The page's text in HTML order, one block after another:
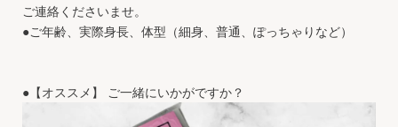
ご連絡くださいませ。
●ご年齢、実際身長、体型（細身、普通、ぽっちゃりなど）
●【オススメ】 ご一緒にいかがですか？